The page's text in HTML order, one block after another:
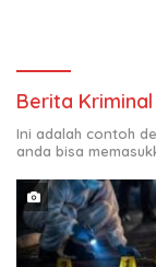
Berita Kriminal
Ini adalah contoh
anda bisa